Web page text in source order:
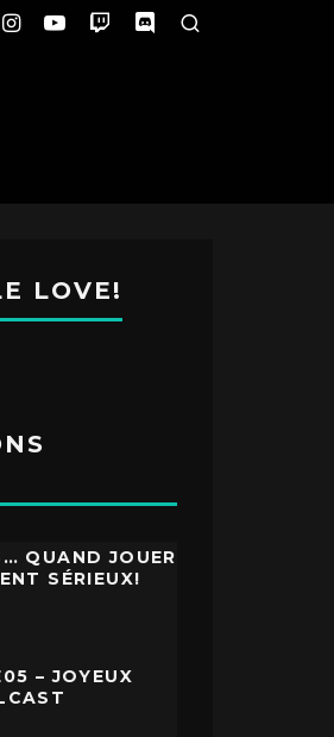
LOVE!
QUAND JOUER
SÉRIEUX!
– JOYEUX